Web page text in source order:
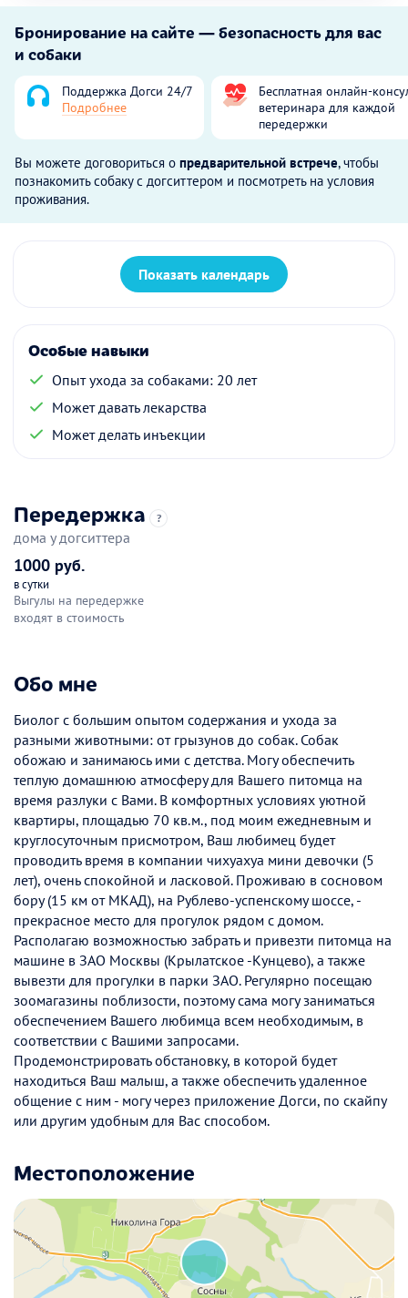
Бронирование на сайте — безопасность для вас
и собаки
Поддержка Догси 24/7
Подробнее
Бесплатная онлайн-
ветеринара для каждой
передержки
Вы можете договориться о предварительной встрече, чтобы
познакомить собаку с догситтером и посмотреть на условия
проживания.
Показать календарь
Особые навыки
Опыт ухода за собаками: 20 лет
Может давать лекарства
Может делать инъекции
Передержка ?
дома у догситтера
1000 руб.
в сутки
Выгулы на передержке
входят в стоимость
Обо мне
Биолог с большим опытом содержания и ухода за
разными животными: от грызунов до собак. Собак
обожаю и занимаюсь ими с детства. Могу обеспечить
теплую домашнюю атмосферу для Вашего питомца на
время разлуки с Вами. В комфортных условиях уютной
квартиры, площадью 70 кв.м., под моим ежедневным и
круглосуточным присмотром, Ваш любимец будет
проводить время в компании чихуахуа мини девочки (5
лет), очень спокойной и ласковой. Проживаю в сосновом
бору (15 км от МКАД), на Рублево-успенскому шоссе, -
прекрасное место для прогулок рядом с домом.
Располагаю возможностью забрать и привезти питомца на
машине в ЗАО Москвы (Крылатское -Кунцево), а также
вывезти для прогулки в парки ЗАО. Регулярно посещаю
зоомагазины поблизости, поэтому сама могу заниматься
обеспечением Вашего любимца всем необходимым, в
соответствии с Вашими запросами.
Продемонстрировать обстановку, в которой будет
находиться Ваш малыш, а также обеспечить удаленное
общение с ним - могу через приложение Догси, по скайпу
или другим удобным для Вас способом.
Местоположение